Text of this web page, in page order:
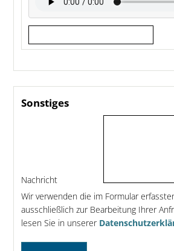
Sonstiges
Nachricht
Wir verwenden die im Formular
ausschließlich zur Bearbeitung Ihrer
lesen Sie in unserer